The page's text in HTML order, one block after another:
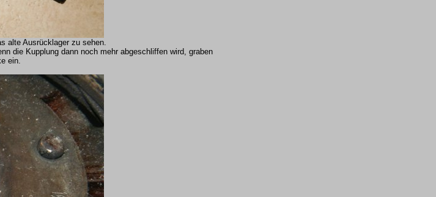
alte Ausrücklager zu sehen.
die Kupplung dann noch mehr abgeschliffen wird, graben
ein.